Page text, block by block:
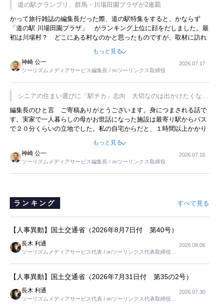
道の駅グランプリ、群馬・川場田園プラザが2連覇
かって旅行雑誌の編集長だった際、道の駅特集をすると、かならず
「道の駅 川場田園プラザ」 がランキング上位に顔をだしました。最
初は川場村？ どこにある村なのかと思ったものですが、取材に訪れ
永井 彰一社長にインタビューしたら、興味深い話が次々が飛び出しま
した。プレゼンも巧みで、今でも思い出すことが２つあります。一つ
は、従業員に東京ディズニーランドを見学させ、サービス業、接客業
の何かを理解してもらっていることです。 もう一つは1800円もする
プレミアムヨーグルトを販売するにあたり、社内に懸念もあったそう
です。永井社長は、駐車場に都内ナンバーの高級外車が停まっている
ことに目をつけ、高級商品でも売れると確信したそうです。今回の記
事を懐かしく読みました。
もっと見る
神崎 公一
ツーリズムメディアサービス編集長 / ㈱ツーリンクス取締役
2026.07.17
シニアの住まい選びに「駅チカ」志向 大切なのは出かけたくなる
暮らし
編集長のひと言 ご寄稿ありがとうございます。身につまされる話で
す。実家で一人暮らしの母がお世話になった施設は最寄り駅からバス
で２０分くらいの立地でした。私の自宅からだと、１時間以上かかり
ました。母の住まいから近いという理由で、その施設を選択したので
すが、私と妹にとっては、半日仕事ででした。シニアの住まい選び
は、当人だけではなく、世話をする家族の足の便も考えない外池ない
と思いました。
もっと見る
神崎 公一
ツーリズムメディアサービス編集長 / ㈱ツーリンクス取締役
2026.07.16
ランキング すべて見る
【人事異動】国土交通省（2026年8月7日付 第40号）
長木 利通
ツーリズムメディアサービス代表 / ㈱ツーリンクス代表取締役社
2026.08.06
【人事異動】国土交通省（2026年7月31日付 第35の2号）
長木 利通
ツーリズムメディアサービス代表 / ㈱ツーリンクス代表取締役社
2026.07.30